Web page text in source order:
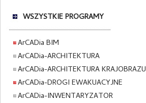
WSZYSTKIE PROGRAMY
ArCADia BIM
ArCADia-ARCHITEKTURA
ArCADia-ARCHITEKTURA KRAJOBRAZU
ArCADia-DROGI EWAKUACYJNE
ArCADia-INWENTARYZATOR